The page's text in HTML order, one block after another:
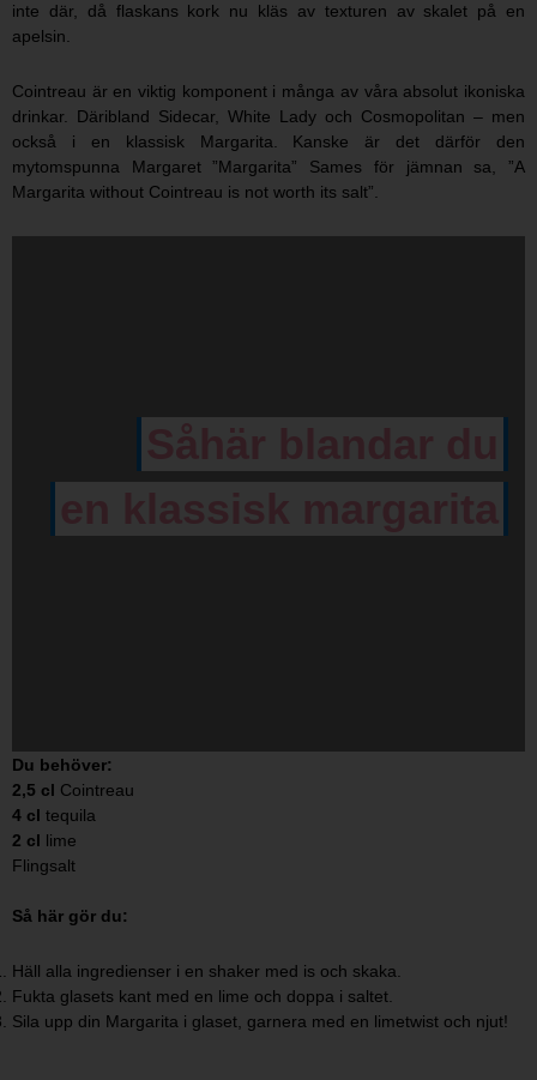
inte där, då flaskans kork nu kläs av texturen av skalet på en
apelsin.
Cointreau är en viktig komponent i många av våra absolut ikoniska
drinkar. Däribland Sidecar, White Lady och Cosmopolitan – men
också i en klassisk Margarita. Kanske är det därför den
mytomspunna Margaret ”Margarita” Sames för jämnan sa, ”A
Margarita without Cointreau is not worth its salt”.
Du behöver:
2,5 cl Cointreau​
4 cl tequila​
2 cl lime ​
Flingsalt​
Så här gör du:​
Häll alla ingredienser i en shaker med is och skaka. ​
Fukta glasets kant med en lime och doppa i saltet. ​
Sila upp din Margarita i glaset, garnera med en limetwist och njut!